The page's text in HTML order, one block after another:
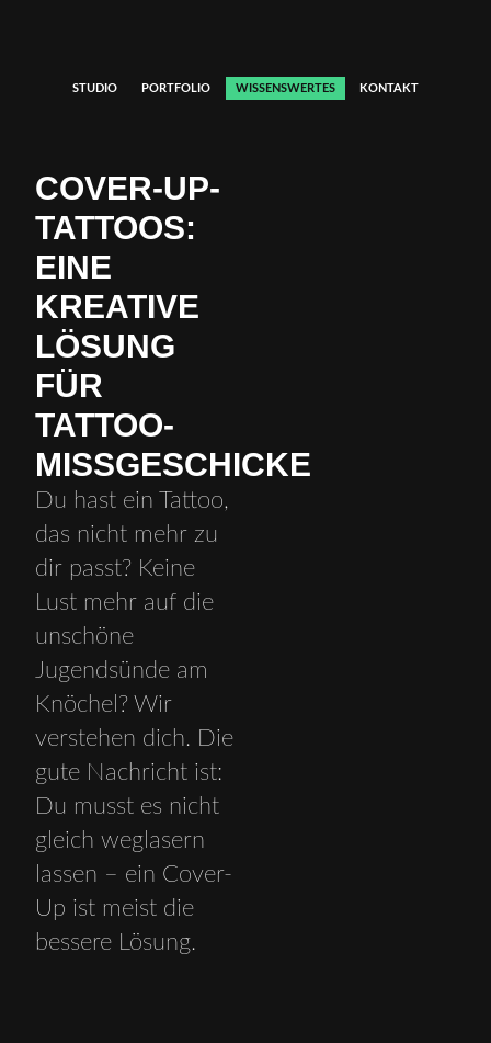
STUDIO PORTFOLIO WISSENSWERTES KONTAKT
COVER-UP-
TATTOOS:
EINE
KREATIVE
LÖSUNG
FÜR
TATTOO-
MISSGESCHICKE
Du hast ein Tattoo,
das nicht mehr zu
dir passt? Keine
Lust mehr auf die
unschöne
Jugendsünde am
Knöchel? Wir
verstehen dich. Die
gute Nachricht ist:
Du musst es nicht
gleich weglasern
lassen – ein Cover-
Up ist meist die
bessere Lösung.